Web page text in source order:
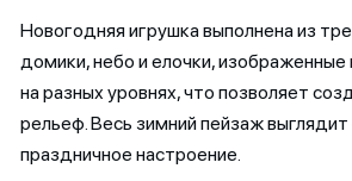
Новогодняя игрушка выполнена из
домики, небо и елочки, изображенные
на разных уровнях, что позволяет
рельеф. Весь зимний пейзаж
праздничное настроение.